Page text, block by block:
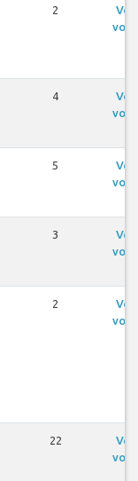
2
Ver
voos
4
Ver
voos
5
Ver
voos
3
Ver
voos
2
Ver
voos
22
Ver
voos